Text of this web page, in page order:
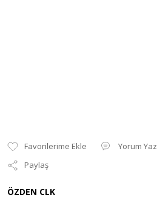
Yorum Yaz
Paylaş
ÖZDEN CLK